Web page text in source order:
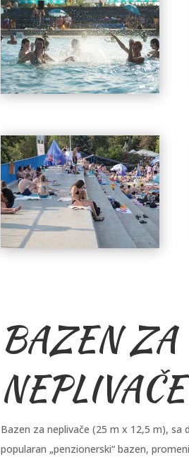
BAZEN ZA
NEPLIVAČE
Bazen za neplivače (25 m x 12,5 m), sa
popularan „penzionerski“ bazen,